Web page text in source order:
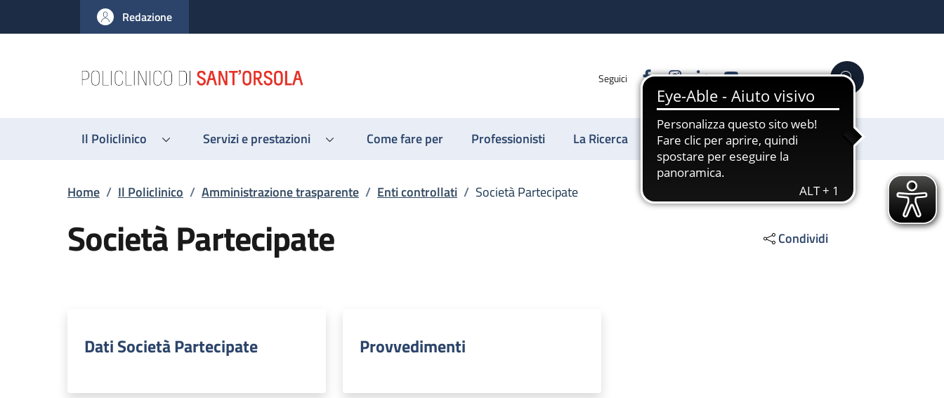
al contenuto principale
to footer content
Redazione
Seguici FacebookInstagram
LinkedinYouTube Cerca
Il Policlinico Servizi e prestazioni Come fare per Professionisti La Ricerca Sostienici
Briciole di pane
Home / Il Policlinico / Amministrazione trasparente / Enti controllati / Società Partecipate
Società Partecipate Condividi
Dati Società Partecipate Provvedimenti